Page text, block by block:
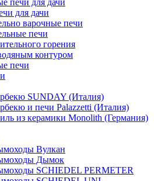
печи для дачи
для дачи
варочные печи
печи
горения
контуром
печи
SUNDAY (Италия)
и печи Palazzetti (Италия)
из керамики Monolith (Германия)
Вулкан
Дымок
SCHIEDEL PERMETER